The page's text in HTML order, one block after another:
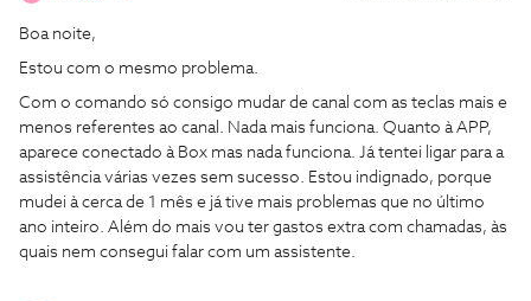
Boa noite,
Estou com o mesmo problema.
Com o comando só consigo mudar de canal com as teclas mais e
menos referentes ao canal. Nada mais funciona. Quanto à APP,
aparece conectado à Box mas nada funciona. Já tentei ligar para a
assistência várias vezes sem sucesso. Estou indignado, porque
mudei à cerca de 1 mês e já tive mais problemas que no último
ano inteiro. Além do mais vou ter gastos extra com chamadas, às
quais nem consegui falar com um assistente.